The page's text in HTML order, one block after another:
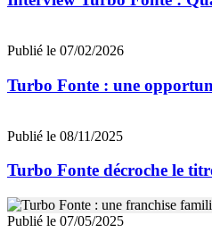
Publié le 07/02/2026
Turbo Fonte : une
Publié le 08/11/2025
Turbo Fonte décroche le
Publié le 07/05/2025